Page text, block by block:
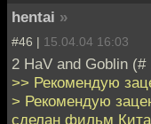
hentai »
#46 | 15.04.04 16:03
2 HaV and Goblin (#
>> Рекомендую
> Рекомендую
сделан фильм